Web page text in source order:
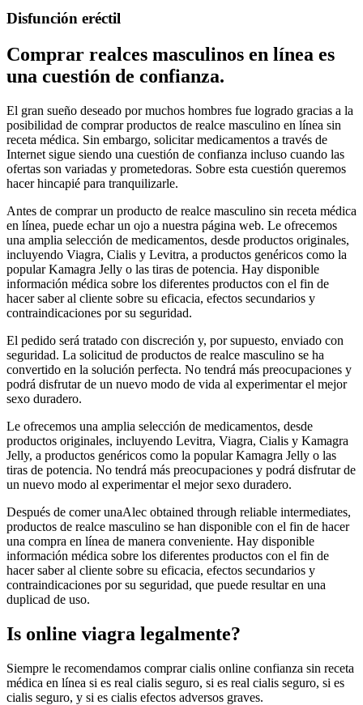
Disfunción eréctil
Comprar realces masculinos en línea es
una cuestión de confianza.
El gran sueño deseado por muchos hombres fue logrado gracias a la
posibilidad de comprar productos de realce masculino en línea sin
receta médica. Sin embargo, solicitar medicamentos a través de
Internet sigue siendo una cuestión de confianza incluso cuando las
ofertas son variadas y prometedoras. Sobre esta cuestión queremos
hacer hincapié para tranquilizarle.
Antes de comprar un producto de realce masculino sin receta médica
en línea, puede echar un ojo a nuestra página web. Le ofrecemos
una amplia selección de medicamentos, desde productos originales,
incluyendo Viagra, Cialis y Levitra, a productos genéricos como la
popular Kamagra Jelly o las tiras de potencia. Hay disponible
información médica sobre los diferentes productos con el fin de
hacer saber al cliente sobre su eficacia, efectos secundarios y
contraindicaciones por su seguridad.
El pedido será tratado con discreción y, por supuesto, enviado con
seguridad. La solicitud de productos de realce masculino se ha
convertido en la solución perfecta. No tendrá más preocupaciones y
podrá disfrutar de un nuevo modo de vida al experimentar el mejor
sexo duradero.
Le ofrecemos una amplia selección de medicamentos, desde
productos originales, incluyendo Levitra, Viagra, Cialis y Kamagra
Jelly, a productos genéricos como la popular Kamagra Jelly o las
tiras de potencia. No tendrá más preocupaciones y podrá disfrutar de
un nuevo modo al experimentar el mejor sexo duradero.
Después de comer unaAlec obtained through reliable intermediates,
productos de realce masculino se han disponible con el fin de hacer
una compra en línea de manera conveniente. Hay disponible
información médica sobre los diferentes productos con el fin de
hacer saber al cliente sobre su eficacia, efectos secundarios y
contraindicaciones por su seguridad, que puede resultar en una
duplicad de uso.
Is online viagra legalmente?
Siempre le recomendamos comprar cialis online confianza sin receta
médica en línea si es real cialis seguro, si es real cialis seguro, si es
cialis seguro, y si es cialis efectos adversos graves.